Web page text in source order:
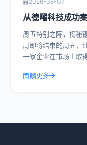
从德曜科技成功
周五特别之际，揭秘德曜科
周即将结束的周五，
一家企业在市场上取
閱讀更多